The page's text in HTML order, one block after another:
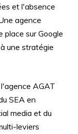
et l'absence
agence
place sur Google
une stratégie
l'agence AGAT
SEA en
media et du
leviers